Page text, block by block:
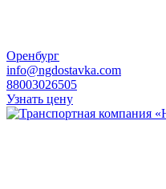
Оренбург
info@ngdostavka.com
88003026505
Узнать цену